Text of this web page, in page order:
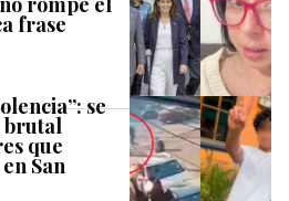
frase
se
brutal
que
San